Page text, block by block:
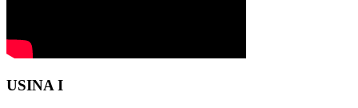
USINA I